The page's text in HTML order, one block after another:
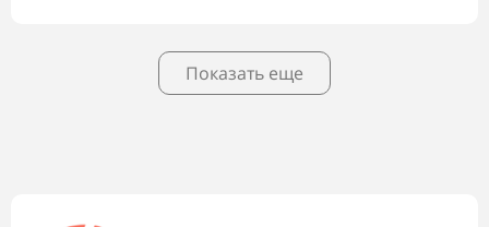
Показать еще